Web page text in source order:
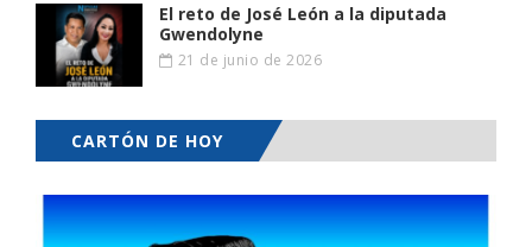
El reto de José León a la diputada
Gwendolyne
21 de junio de 2026
CARTÓN DE HOY